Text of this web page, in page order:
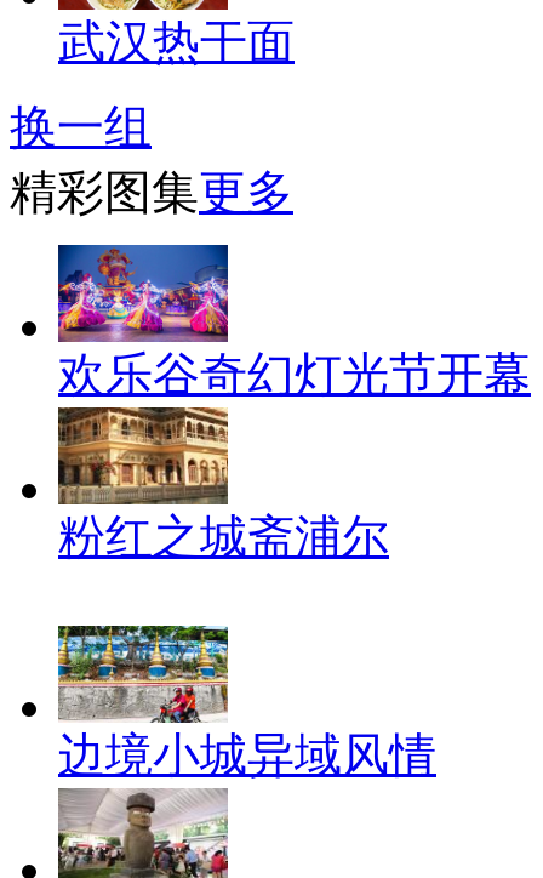
武汉热干面
换一组
精彩图集更多
欢乐谷奇幻灯光节开幕
粉红之城斋浦尔
边境小城异域风情